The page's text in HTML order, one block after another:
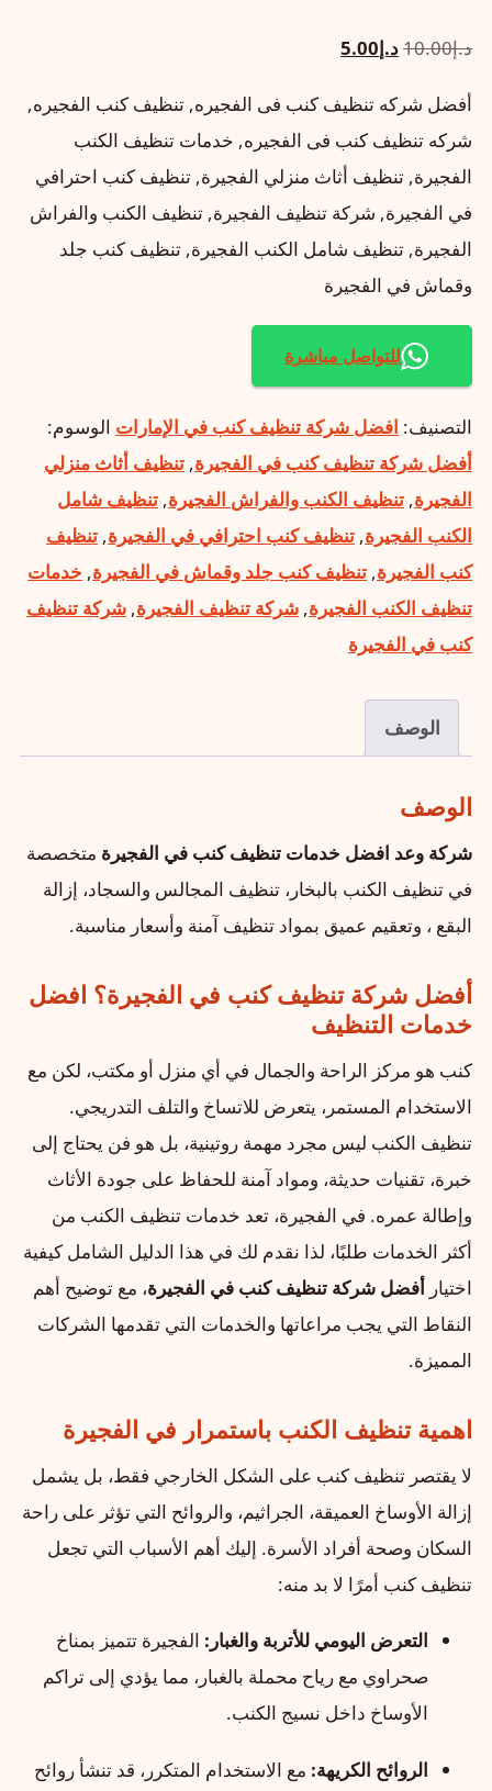
د.إ10.00السعر
هو:
د.إ10.00.
د.إ5.00السعر
هو:
د.إ5.00.
أفضل شركه تنظيف كنب فى الفجيره, تنظيف كنب الفجيره,
شركه تنظيف كنب فى الفجيره, خدمات تنظيف الكنب
الفجيرة, تنظيف أثاث منزلي الفجيرة, تنظيف كنب احترافي
في الفجيرة, شركة تنظيف الفجيرة, تنظيف الكنب والفراش
الفجيرة, تنظيف شامل الكنب الفجيرة, تنظيف كنب جلد
وقماش في الفجيرة
للتواصل مباشرة
التصنيف: افضل شركة تنظيف كنب في الإمارات الوسوم:
أفضل شركة تنظيف كنب في الفجيرة, تنظيف أثاث منزلي
الفجيرة, تنظيف الكنب والفراش الفجيرة, تنظيف شامل
الكنب الفجيرة, تنظيف كنب احترافي في الفجيرة, تنظيف
كنب الفجيرة, تنظيف كنب جلد وقماش في الفجيرة, خدمات
تنظيف الكنب الفجيرة, شركة تنظيف الفجيرة, شركة تنظيف
كنب في الفجيرة
الوصف
الوصف
شركة وعد افضل خدمات تنظيف كنب في الفجيرة متخصصة
في تنظيف الكنب بالبخار، تنظيف المجالس والسجاد، إزالة
البقع ، وتعقيم عميق بمواد تنظيف آمنة وأسعار مناسبة.
أفضل شركة تنظيف كنب في الفجيرة؟ افضل
خدمات التنظيف
كنب هو مركز الراحة والجمال في أي منزل أو مكتب، لكن مع
الاستخدام المستمر، يتعرض للاتساخ والتلف التدريجي.
تنظيف الكنب ليس مجرد مهمة روتينية، بل هو فن يحتاج إلى
خبرة، تقنيات حديثة، ومواد آمنة للحفاظ على جودة الأثاث
وإطالة عمره. في الفجيرة، تعد خدمات تنظيف الكنب من
أكثر الخدمات طلبًا، لذا نقدم لك في هذا الدليل الشامل كيفية
اختيار أفضل شركة تنظيف كنب في الفجيرة، مع توضيح أهم
النقاط التي يجب مراعاتها والخدمات التي تقدمها الشركات
المميزة.
اهمية تنظيف الكنب باستمرار في الفجيرة
لا يقتصر تنظيف كنب على الشكل الخارجي فقط، بل يشمل
إزالة الأوساخ العميقة، الجراثيم، والروائح التي تؤثر على راحة
السكان وصحة أفراد الأسرة. إليك أهم الأسباب التي تجعل
تنظيف كنب أمرًا لا بد منه:
التعرض اليومي للأتربة والغبار: الفجيرة تتميز بمناخ
صحراوي مع رياح محملة بالغبار، مما يؤدي إلى تراكم
الأوساخ داخل نسيج الكنب.
الروائح الكريهة: مع الاستخدام المتكرر، قد تنشأ روائح